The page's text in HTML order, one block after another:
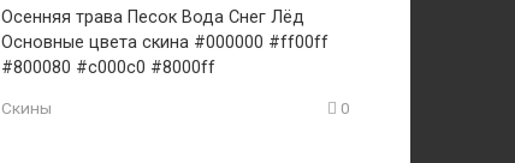
Осенняя трава Песок Вода Снег Лёд
Основные цвета скина #000000 #ff00ff
#800080 #c000c0 #8000ff
Скины 0